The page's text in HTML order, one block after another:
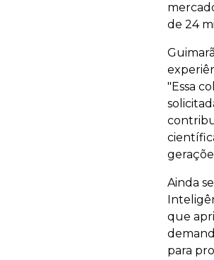
de 24
"Essa
Ainda
que
para